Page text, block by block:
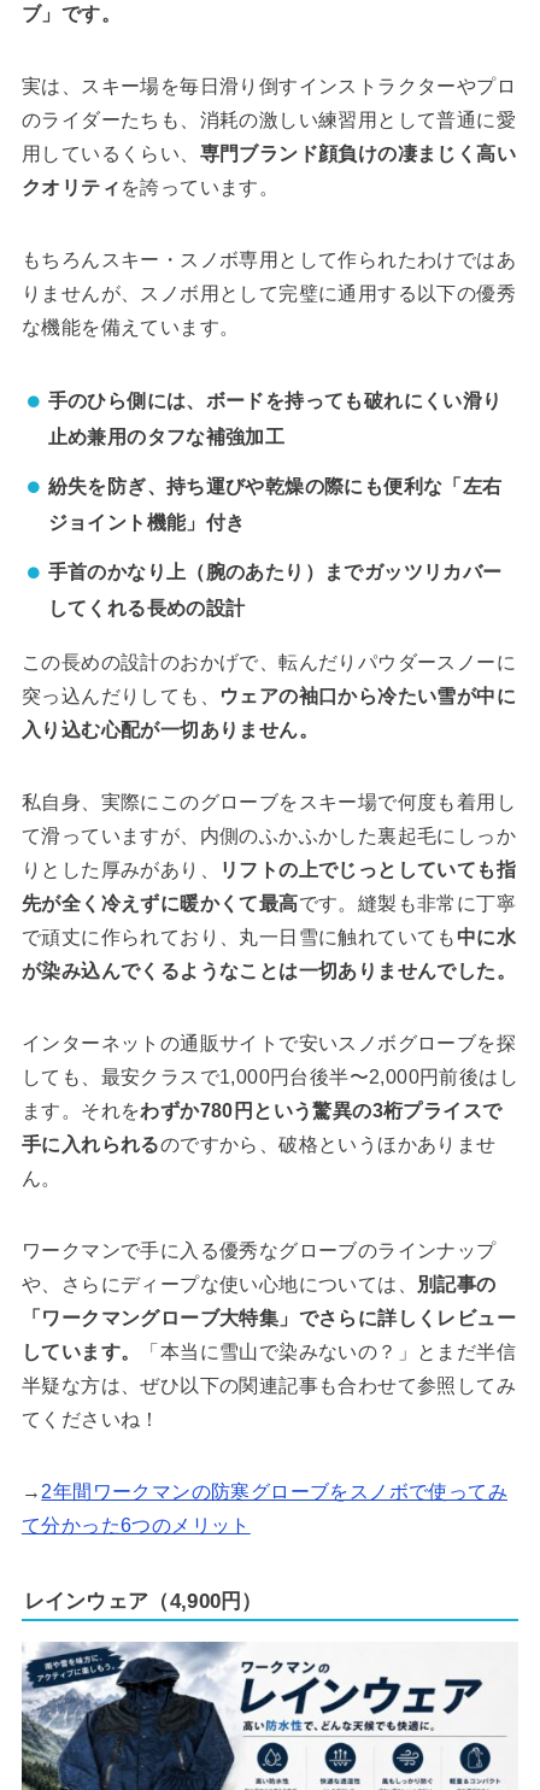
ブ」です。
実は、スキー場を毎日滑り倒すインストラクターやプロ
のライダーたちも、消耗の激しい練習用として普通に愛
用しているくらい、 専門ブランド顔負けの凄まじく高い
クオリティ を誇っています。
もちろんスキー・スノボ専用として作られたわけではあ
りませんが、スノボ用として完璧に通用する以下の優秀
な機能を備えています。
手のひら側には、ボードを持っても破れにくい滑り
止め兼用のタフな補強加工
紛失を防ぎ、持ち運びや乾燥の際にも便利な「左右
ジョイント機能」付き
手首のかなり上（腕のあたり）までガッツリカバー
してくれる長めの設計
この長めの設計のおかげで、転んだりパウダースノーに
突っ込んだりしても、
ウェアの袖口から冷たい雪が中に
入り込む心配が一切ありません。
私自身、実際にこのグローブをスキー場で何度も着用し
て滑っていますが、内側のふかふかした裏起毛にしっか
りとした厚みがあり、
リフトの上でじっとしていても指
先が全く冷えずに暖かくて最高です。縫製も非常に丁寧
で頑丈に作られており、丸一日雪に触れていても 中に水
が染み込んでくるようなことは一切ありませんでした。
インターネットの通販サイトで安いスノボグローブを探
しても、最安クラスで1,000円台後半〜2,000円前後はし
ます。それをわずか780円という驚異の3桁プライスで
手に入れられるのですから、破格というほかありませ
ん。
ワークマンで手に入る優秀なグローブのラインナップ
や、さらにディープな使い心地については、
別記事の
「ワークマングローブ大特集」でさらに詳しくレビュー
しています。
「本当に雪山で染みないの？」とまだ半信
半疑な方は、ぜひ以下の関連記事も合わせて参照してみ
てくださいね！
→ 2年間ワークマンの防寒グローブをスノボで使ってみ
て分かった6つのメリット
レインウェア（4,900円）